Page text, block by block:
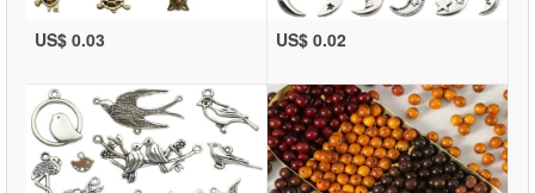
US$ 0.03 US$ 0.02